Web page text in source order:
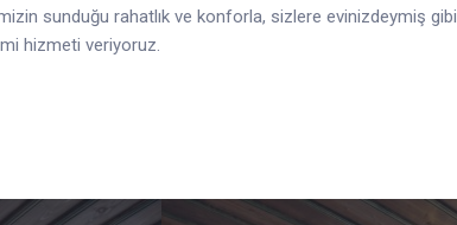
sunduğu rahatlık ve konforla, sizlere evinizdeymiş gibi
hizmeti veriyoruz.